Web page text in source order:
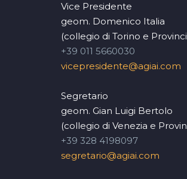
Vice Presidente
geom. Domenico Italia
(collegio di Torino e
+39 011 5660030
vicepresidente@agiai.com
Segretario
geom. Gian Luigi Bertolo
(collegio di Venezia e
+39 328 4198097
segretario@agiai.com